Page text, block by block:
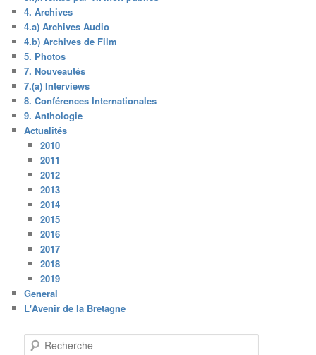
4. Archives
4.a) Archives Audio
4.b) Archives de Film
5. Photos
7. Nouveautés
7.(a) Interviews
8. Conférences Internationales
9. Anthologie
Actualités
2010
2011
2012
2013
2014
2015
2016
2017
2018
2019
General
L'Avenir de la Bretagne